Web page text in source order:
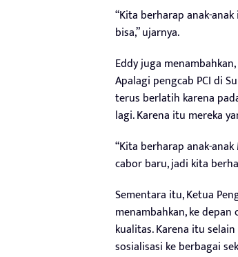
“Kita berharap anak-
bisa,” ujarnya.
Eddy juga
Apalagi pengcab PCI di
terus berlatih karena
lagi. Karena itu mereka
“Kita berharap anak-
cabor baru, jadi kita
Sementara itu, Ketua
menambahkan, ke
kualitas. Karena itu
sosialisasi ke berbagai